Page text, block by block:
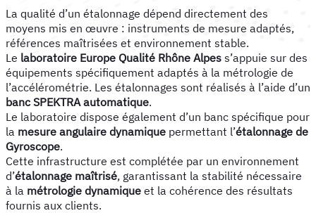
La qualité d’un étalonnage dépend directement des
moyens mis en œuvre : instruments de mesure adaptés,
références maîtrisées et environnement stable.
Le laboratoire Europe Qualité Rhône Alpes s’appuie sur des
équipements spécifiquement adaptés à la métrologie de
l’accélérométrie. Les étalonnages sont réalisés à l’aide d’un
banc SPEKTRA automatique.
Le laboratoire dispose également d’un banc spécifique pour
la mesure angulaire dynamique permettant l’étalonnage de
Gyroscope.
Cette infrastructure est complétée par un environnement
d’étalonnage maîtrisé, garantissant la stabilité nécessaire
à la métrologie dynamique et la cohérence des résultats
fournis aux clients.